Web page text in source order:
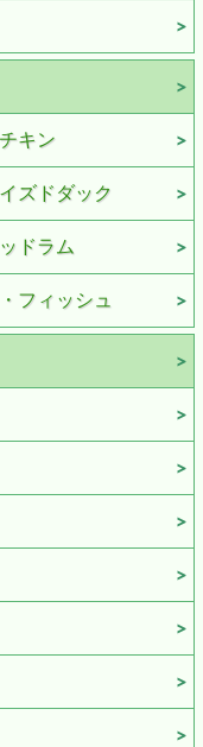
キン
ズドダック
ドラム
フィッシュ